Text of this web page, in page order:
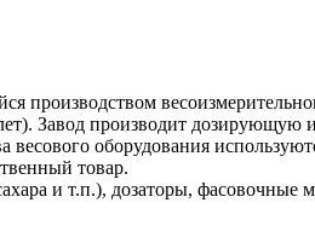
Завод производит дозирующую
оборудования
товар.
и т.п.), дозаторы,